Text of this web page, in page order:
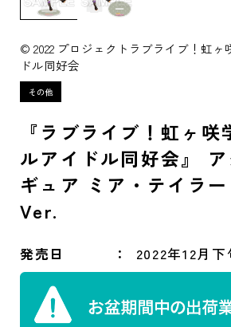
© 2022 プロジェクトラブライブ！虹ヶ
ドル同好会
『ラブライブ！虹ヶ咲
ルアイドル同好会』 ア
ギュア ミア・テイラ
Ver.
発売日 2022年12月下